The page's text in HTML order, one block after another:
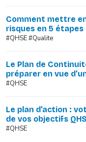
Comment mettre
risques en 5 étapes
#QHSE #Qualite
Le Plan de
préparer en vue
#QHSE
Le plan d’action :
de vos objectifs
#QHSE